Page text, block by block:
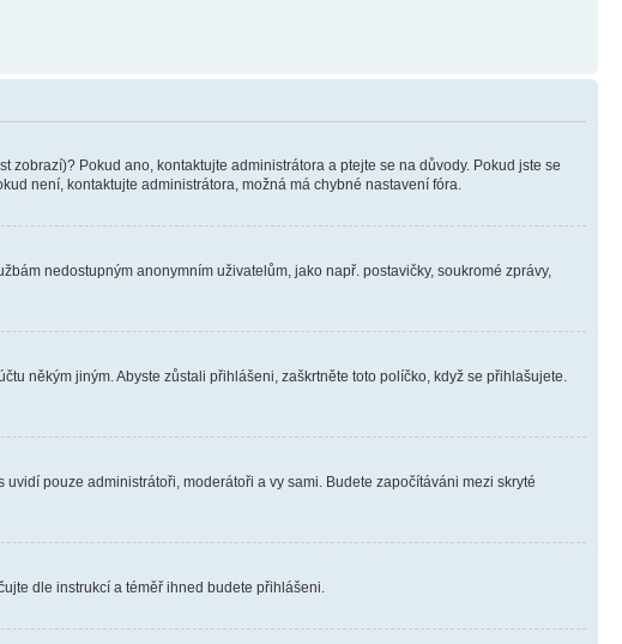
Pokud ano, kontaktujte administrátora a ptejte se na důvody. Pokud jste se
není, kontaktujte administrátora, možná má chybné nastavení fóra.
nedostupným anonymním uživatelům, jako např. postavičky, soukromé zprávy,
někým jiným. Abyste zůstali přihlášeni, zaškrtněte toto políčko, když se přihlašujete.
uvidí pouze administrátoři, moderátoři a vy sami. Budete započítáváni mezi skryté
dle instrukcí a téměř ihned budete přihlášeni.